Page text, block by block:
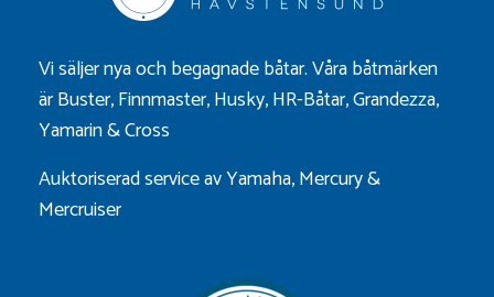
Vi säljer nya och begagnade båtar. Våra båtmärken
ärBuster,Finnmaster,Husky,HR-Båtar,Grandezza,
Yamarin&Cross
Auktoriserad service av Yamaha, Mercury &
Mercruiser